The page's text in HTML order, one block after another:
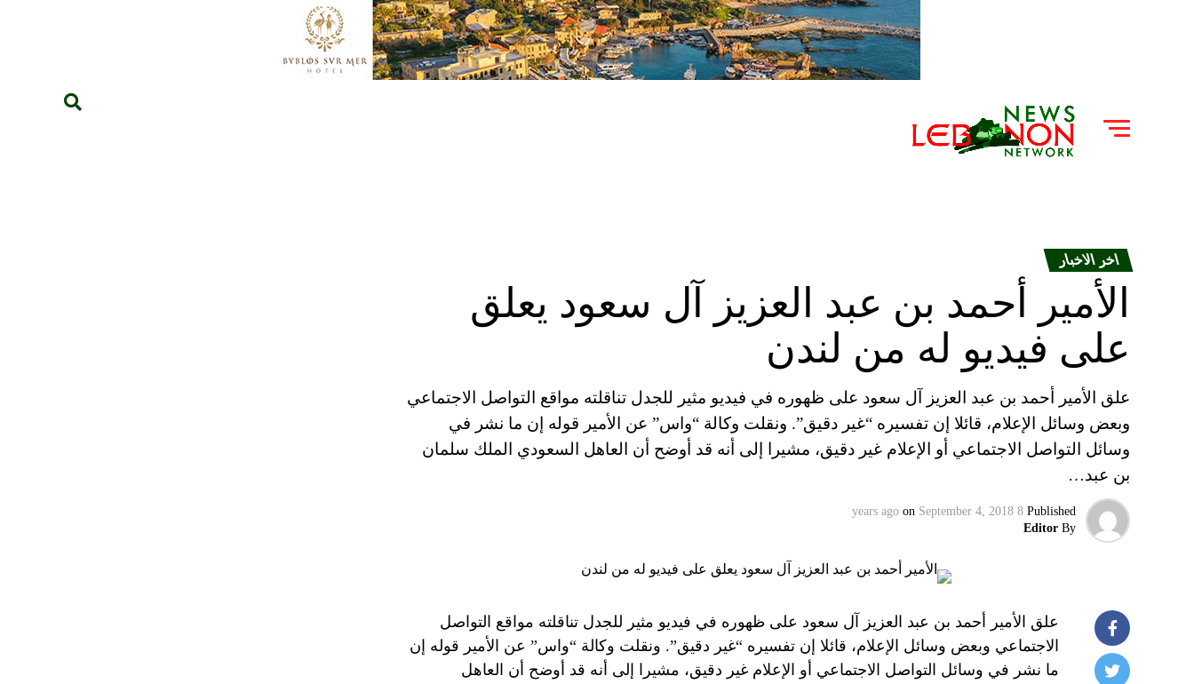
اخر الاخبار
الأمير أحمد بن عبد العزيز آل سعود يعلق
على فيديو له من لندن
علق الأمير أحمد بن عبد العزيز آل سعود على ظهوره في فيديو مثير للجدل تناقلته مواقع التواصل الاجتماعي
وبعض وسائل الإعلام، قائلا إن تفسيره “غير دقيق”. ونقلت وكالة “واس” عن الأمير قوله إن ما نشر في
وسائل التواصل الاجتماعي أو الإعلام غير دقيق، مشيرا إلى أنه قد أوضح أن العاهل السعودي الملك سلمان
بن عبد…
Published
8 years ago
on September 4, 2018
By
Editor
علق الأمير أحمد بن عبد العزيز آل سعود على ظهوره في فيديو مثير للجدل تناقلته مواقع التواصل
الاجتماعي وبعض وسائل الإعلام، قائلا إن تفسيره “غير دقيق”. ونقلت وكالة “واس” عن الأمير قوله إن
ما نشر في وسائل التواصل الاجتماعي أو الإعلام غير دقيق، مشيرا إلى أنه قد أوضح أن العاهل